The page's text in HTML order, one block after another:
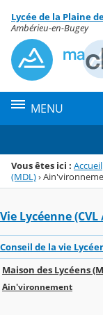
Menu de la
Contenu
Lycée de la Plaine
Ambérieu-en-Bugey
MENU
Vous êtes ici : Accueil
(MDL)›
Vie Lycéenne (CVL
Conseil de la vie
Maison des Lycéens
Ain'vironnement